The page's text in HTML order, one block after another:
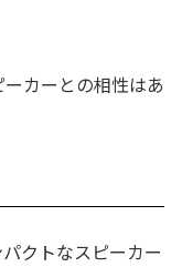
カーとの相性はあ
クトなスピーカー